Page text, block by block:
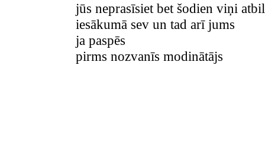
jūs neprasīsiet bet šodien viņi
iesākumā sev un tad arī jums
ja paspēs
pirms nozvanīs modinātājs